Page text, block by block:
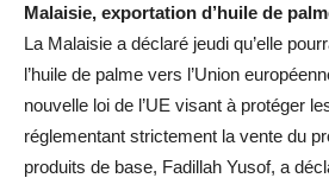
Malaisie, exportation d’huile de
La Malaisie a déclaré jeudi qu’elle
l’huile de palme vers l’Union
nouvelle loi de l’UE visant à protéger
réglementant strictement la vente du
produits de base, Fadillah Yusof, a